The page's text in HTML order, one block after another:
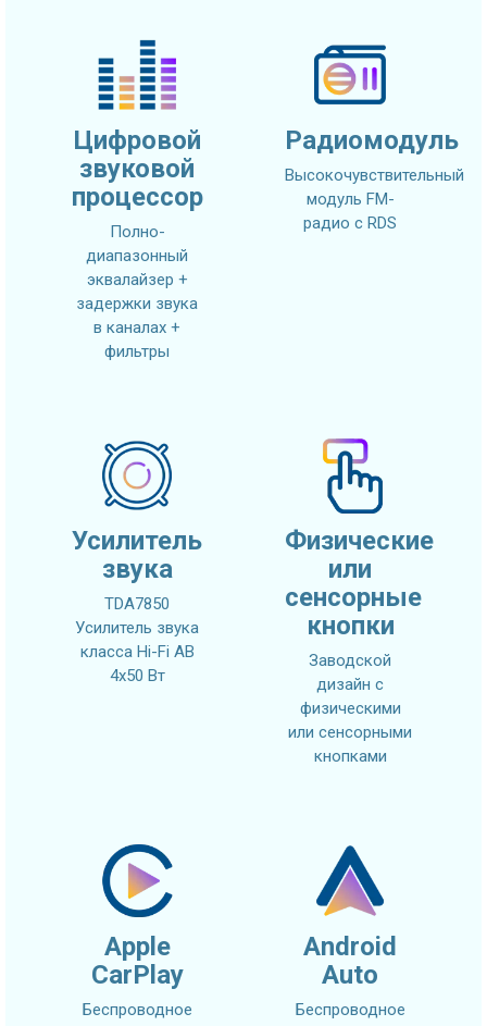
Цифровой
звуковой
процессор
Полно-
диапазонный
эквалайзер +
задержки звука
в каналах +
фильтры
Радиомодуль
Высокочувствительный
модуль FM-
радио с RDS
Усилитель
звука
TDA7850
Усилитель звука
класса Hi-Fi AB
4x50 Вт
Физические
или
сенсорные
кнопки
Заводской
дизайн с
физическими
или сенсорными
кнопками
Apple
CarPlay
Беспроводное
Android
Auto
Беспроводное